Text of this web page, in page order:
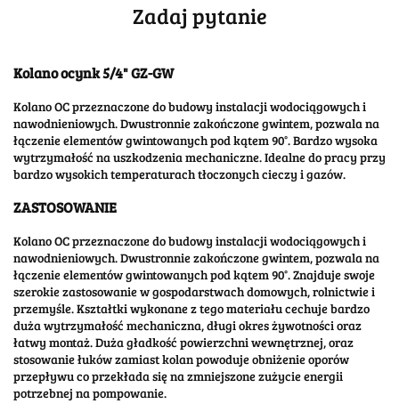
Zadaj pytanie
Kolano ocynk 5/4" GZ-GW
Kolano OC przeznaczone do budowy instalacji wodociągowych i
nawodnieniowych. Dwustronnie zakończone gwintem, pozwala na
łączenie elementów gwintowanych pod kątem 90°. Bardzo wysoka
wytrzymałość na uszkodzenia mechaniczne. Idealne do pracy przy
bardzo wysokich temperaturach tłoczonych cieczy i gazów.
ZASTOSOWANIE
Kolano OC przeznaczone do budowy instalacji wodociągowych i
nawodnieniowych. Dwustronnie zakończone gwintem, pozwala na
łączenie elementów gwintowanych pod kątem 90°. Znajduje swoje
szerokie zastosowanie w gospodarstwach domowych, rolnictwie i
przemyśle. Kształtki wykonane z tego materiału cechuje bardzo
duża wytrzymałość mechaniczna, długi okres żywotności oraz
łatwy montaż. Duża gładkość powierzchni wewnętrznej, oraz
stosowanie łuków zamiast kolan powoduje obniżenie oporów
przepływu co przekłada się na zmniejszone zużycie energii
potrzebnej na pompowanie.